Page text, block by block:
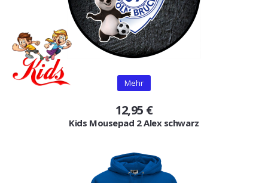
Mehr
12,95 €
Kids Mousepad 2 Alex schwarz